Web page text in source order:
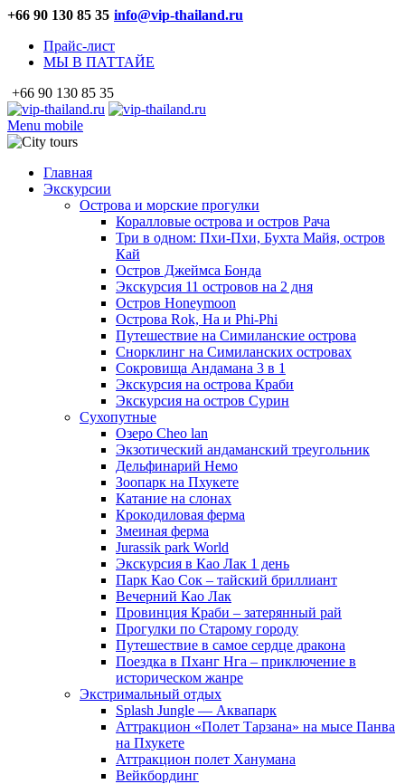
+66 90 130 85 35 info@vip-thailand.ru
Прайс-лист
МЫ В ПАТТАЙЕ
+66 90 130 85 35
Menu mobile
Главная
Экскурсии
Острова и морские прогулки
Коралловые острова и остров Рача
Три в одном: Пхи-Пхи, Бухта Майя, остров
Кай
Остров Джеймса Бонда
Экскурсия 11 островов на 2 дня
Остров Honeymoon
Острова Rok, Ha и Phi-Phi
Путешествие на Симиланские острова
Снорклинг на Симиланских островах
Сокровища Андамана 3 в 1
Экскурсия на острова Краби
Экскурсия на остров Сурин
Сухопутные
Озеро Cheo lan
Экзотический андаманский треугольник
Дельфинарий Немо
Зоопарк на Пхукете
Катание на слонах
Крокодиловая ферма
Змеиная ферма
Jurassik park World
Экскурсия в Као Лак 1 день
Парк Као Сок – тайский бриллиант
Вечерний Као Лак
Провинция Краби – затерянный рай
Прогулки по Старому городу
Путешествие в самое сердце дракона
Поездка в Пханг Нга – приключение в
историческом жанре
Экстримальный отдых
Splash Jungle — Аквапарк
Аттракцион «Полет Тарзана» на мысе Панва
на Пхукете
Аттракцион полет Ханумана
Вейкбординг